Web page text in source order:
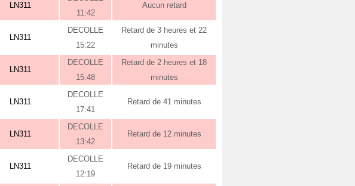
LN311
11:42
Aucun retard
LN311
DECOLLE
15:22
Retard de 3 heures et 22
minutes
LN311
DECOLLE
15:48
Retard de 2 heures et 18
minutes
LN311
DECOLLE
17:41
Retard de 41 minutes
LN311
DECOLLE
13:42
Retard de 12 minutes
LN311
DECOLLE
12:19
Retard de 19 minutes